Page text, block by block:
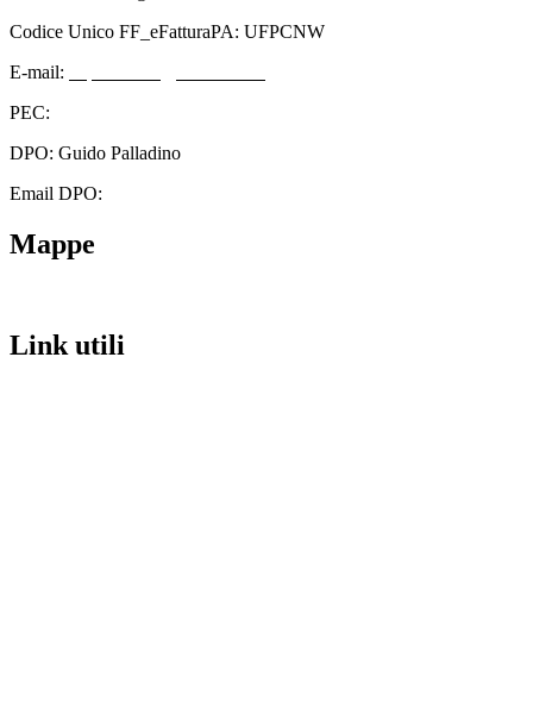
Codice Unico FF_eFatturaPA: UFPCNW
E-mail:
PEC:
DPO: Guido Palladino
Email DPO:
Mappe
Link utili